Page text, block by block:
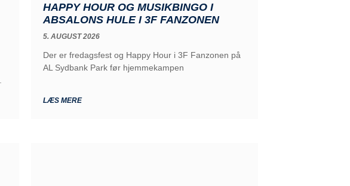
HAPPY HOUR OG MUSIKBINGO I
ABSALONS HULE I 3F FANZONEN
5. AUGUST 2026
Der er fredagsfest og Happy Hour i 3F Fanzonen på
AL Sydbank Park før hjemmekampen
LÆS MERE